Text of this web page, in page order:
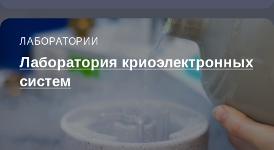
ЛАБОРАТОРИИ
Лаборатория криоэлектронных
систем